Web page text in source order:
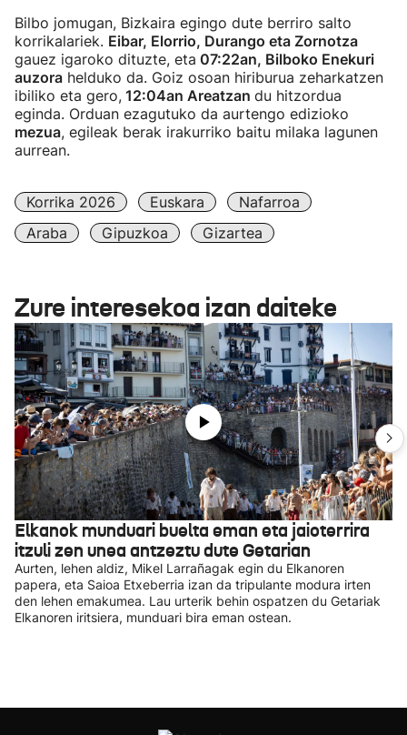
Bilbo jomugan, Bizkaira egingo dute berriro salto
korrikalariek. Eibar, Elorrio, Durango eta Zornotza
gauez igaroko dituzte, eta 07:22an, Bilboko Enekuri
auzora helduko da. Goiz osoan hiriburua zeharkatzen
ibiliko eta gero, 12:04an Areatzan du hitzordua
eginda. Orduan ezagutuko da aurtengo edizioko
mezua, egileak berak irakurriko baitu milaka lagunen
aurrean.
Korrika 2026 Euskara
Nafarroa
Araba
Gipuzkoa Gizartea
Zure interesekoa izan daiteke
Elkanok munduari buelta eman eta jaioterrira
itzuli zen unea antzeztu dute Getarian
Aurten, lehen aldiz, Mikel Larrañagak egin du Elkanoren
papera, eta Saioa Etxeberria izan da tripulante modura irten
den lehen emakumea. Lau urterik behin ospatzen du Getariak
Elkanoren iritsiera, munduari bira eman ostean.